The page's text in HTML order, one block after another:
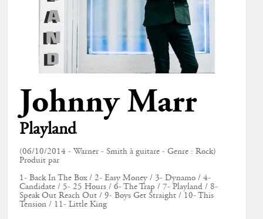
Johnny Marr
Playland
(06/10/2014 - Warner - Smith à guitare - Genre : Rock)
Produit par
1- Back In The Box / 2- Easy Money / 3- Dynamo / 4-
Candidate / 5- 25 Hours / 6- The Trap / 7- Playland / 8-
Speak Out Reach Out / 9- Boys Get Straight / 10- This
Tension / 11- Little King